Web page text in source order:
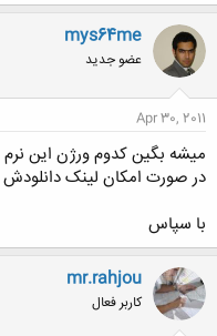
mys64me
عضو جدید
Apr 30, 2011
میشه بگین کدوم ورژن این نرم افزار روی
در صورت امکان لینک دانلودش
با سپاس
mr.rahjou
کاربر فعال